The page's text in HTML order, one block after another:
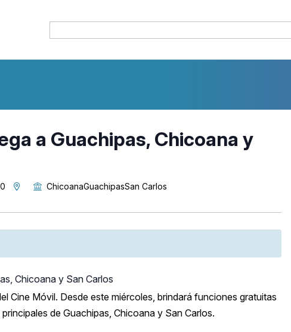
a Guachipas, Chicoana y
ChicoanaGuachipasSan Carlos
Chicoana y San Carlos
Cine Móvil. Desde este miércoles, brindará funciones gratuitas
de Guachipas, Chicoana y San Carlos.